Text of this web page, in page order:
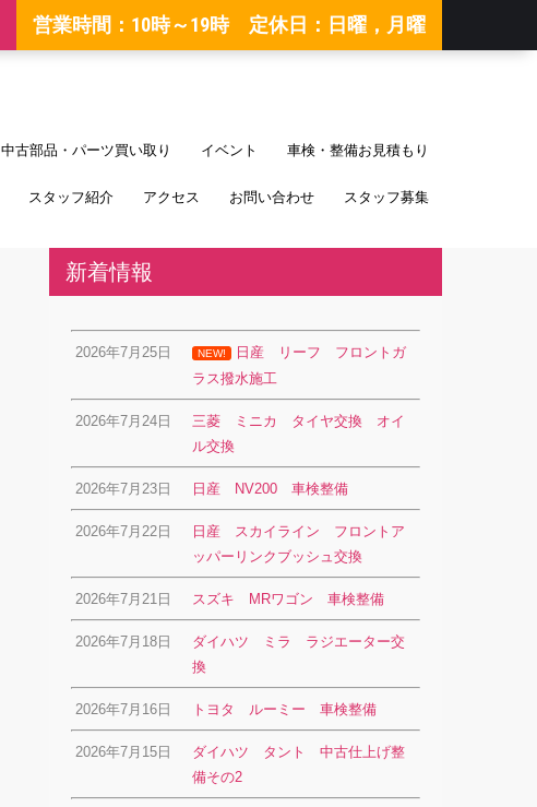
営業時間：10時～19時 定休日：日曜，月曜
中古部品・パーツ買い取り イベント 車検・整備お見積もり
スタッフ紹介 アクセス お問い合わせ スタッフ募集
新着情報
2026年7月25日 NEW!
日産 リーフ フロントガ
ラス撥水施工
2026年7月24日
三菱 ミニカ タイヤ交換 オイ
ル交換
2026年7月23日 日産 NV200 車検整備
2026年7月22日
日産 スカイライン フロントア
ッパーリンクブッシュ交換
2026年7月21日 スズキ MRワゴン 車検整備
2026年7月18日
ダイハツ ミラ ラジエーター交
換
2026年7月16日 トヨタ ルーミー 車検整備
2026年7月15日
ダイハツ タント 中古仕上げ整
備その2